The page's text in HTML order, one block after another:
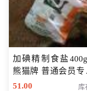
加碘精制食盐
熊猫牌 普通会员专享价
格50元
51.00 库